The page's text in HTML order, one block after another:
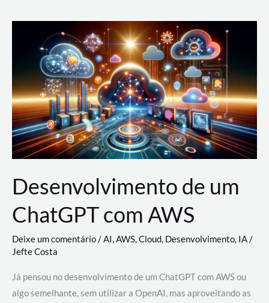
Nuvem:
Google
Cloud,
AWS
e
Azure
Desenvolvimento de um
ChatGPT com AWS
Deixe um comentário/AI,AWS,Cloud, Desenvolvimento, IA/
Jefte Costa
Já pensou no desenvolvimento de um ChatGPT com AWS ou
algo semelhante, sem utilizar a OpenAI, mas aproveitando as